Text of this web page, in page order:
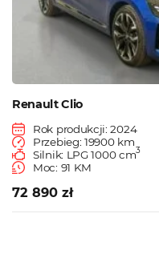
Renault Clio
Rok produkcji: 2024
Przebieg: 19900 km
Silnik: LPG 1000 cm3
Moc: 91 KM
72 890 zł